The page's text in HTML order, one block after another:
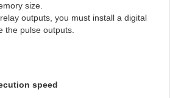
size.
outputs, you must install a digital
the pulse outputs.
speed